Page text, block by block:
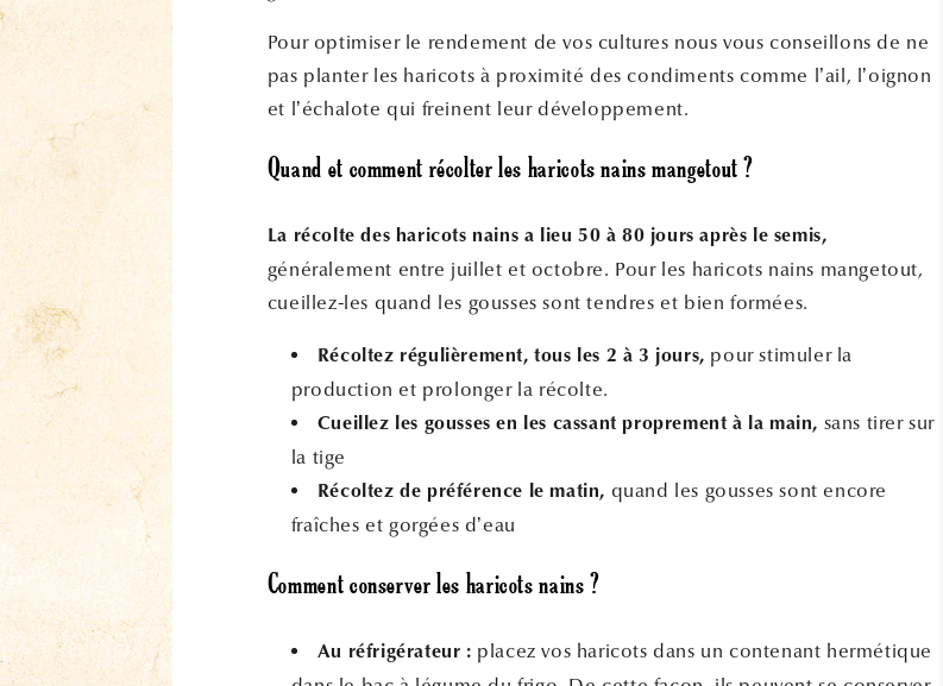
Pour optimiser le rendement de vos cultures nous vous conseillons de ne
pas planter les haricots à proximité des condiments comme l’ail, l’oignon
et l’échalote qui freinent leur développement.
Quand et comment récolter les haricots nains mangetout ?
La récolte des haricots nains a lieu 50 à 80 jours après le semis,
généralement entre juillet et octobre. Pour les haricots nains mangetout,
cueillez-les quand les gousses sont tendres et bien formées.
Récoltez régulièrement, tous les 2 à 3 jours, pour stimuler la
production et prolonger la récolte.
Cueillez les gousses en les cassant proprement à la main, sans tirer sur
la tige
Récoltez de préférence le matin, quand les gousses sont encore
fraîches et gorgées d’eau
Comment conserver les haricots nains ?
Au réfrigérateur : placez vos haricots dans un contenant hermétique